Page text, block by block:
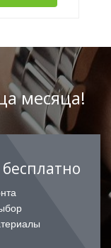
месяца!